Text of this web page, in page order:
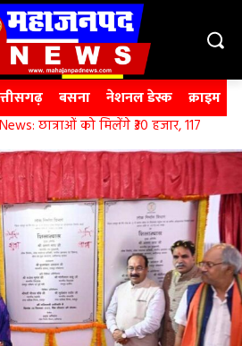
बसना नेशनल डेस्क क्राइम
छात्राओं को मिलेंगे ₹30 हजार, 117